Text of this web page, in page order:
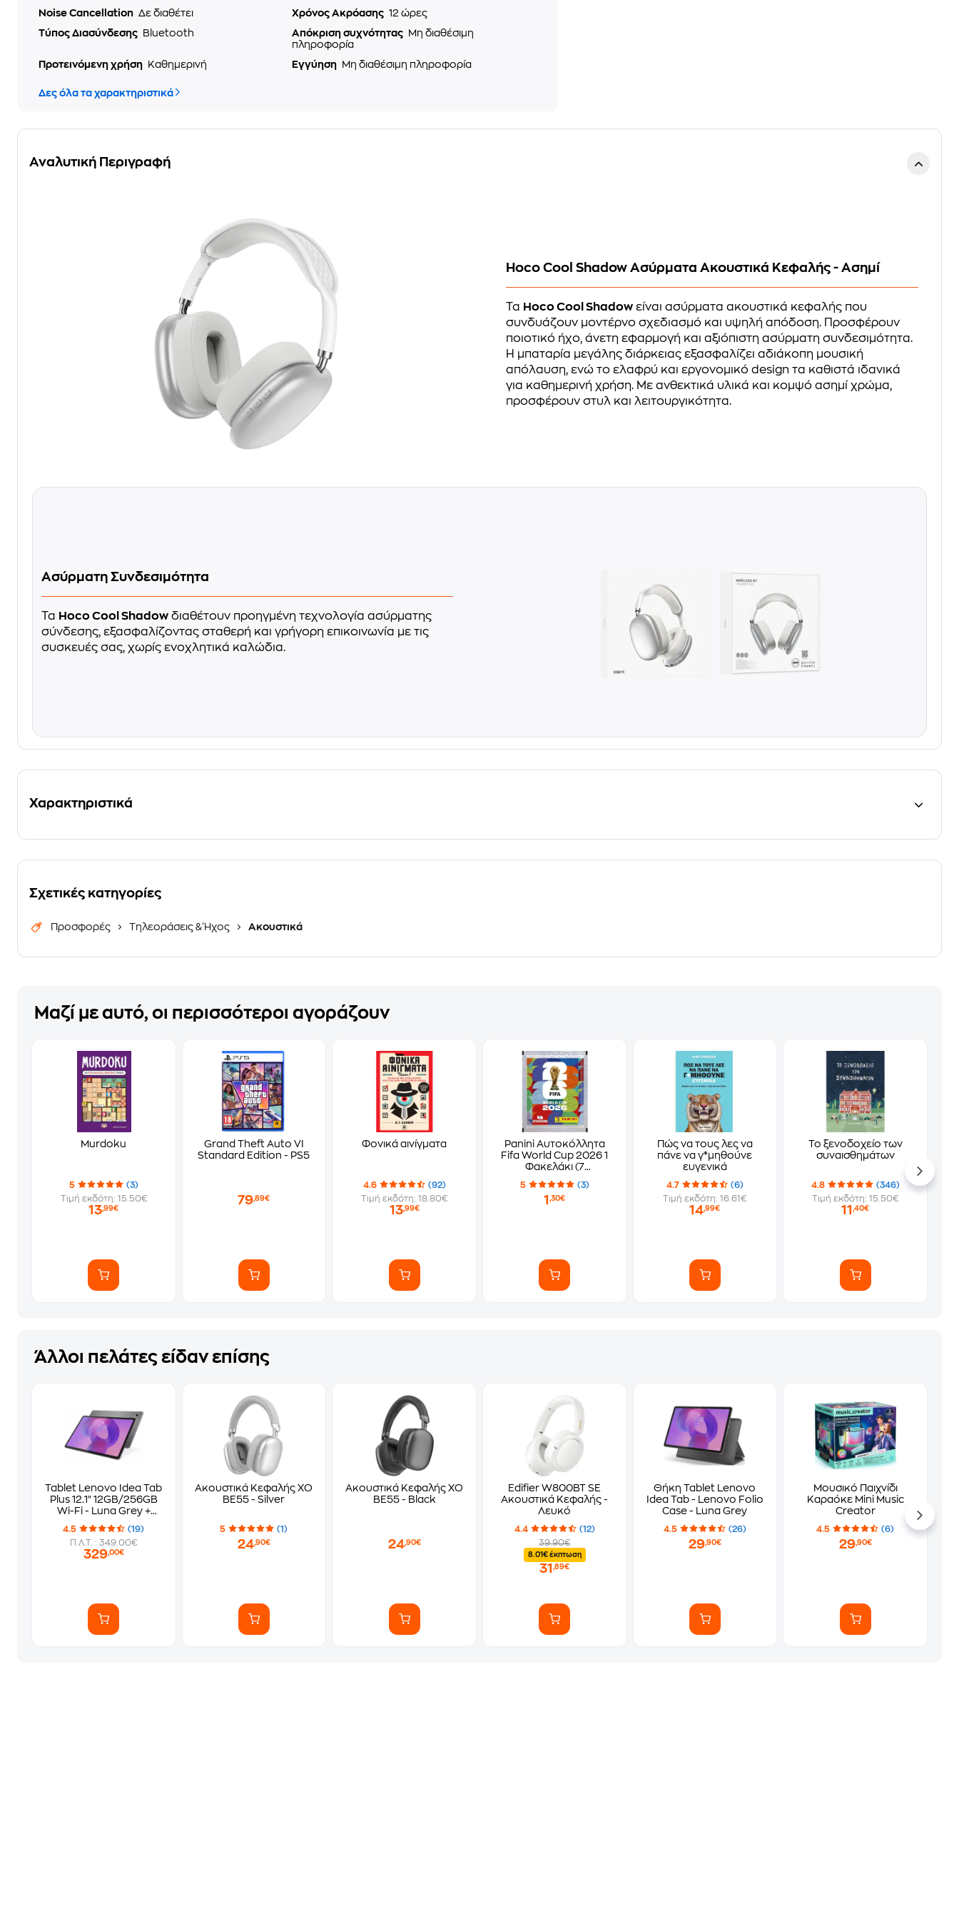
Noise Cancellation Δε διαθέτει Χρόνος Ακρόασης 12 ώρες
Τύπος Διασύνδεσης
Bluetooth Απόκριση συχνότητας
Μη διαθέσιμη
πληροφορία
Προτεινόμενη χρήση
Καθημερινή Εγγύηση Μη διαθέσιμη πληροφορία
Δες όλα τα χαρακτηριστικά
Αναλυτική Περιγραφή
Hoco Cool Shadow Ασύρματα Ακουστικά Κεφαλής - Ασημί
Τα Hoco Cool Shadow είναι ασύρματα ακουστικά κεφαλής που
συνδυάζουν μοντέρνο σχεδιασμό και υψηλή απόδοση. Προσφέρουν
ποιοτικό ήχο, άνετη εφαρμογή και αξιόπιστη ασύρματη συνδεσιμότητα.
Η μπαταρία μεγάλης διάρκειας εξασφαλίζει αδιάκοπη μουσική
απόλαυση, ενώ το ελαφρύ και εργονομικό design τα καθιστά ιδανικά
για καθημερινή χρήση. Με ανθεκτικά υλικά και κομψό ασημί χρώμα,
προσφέρουν στυλ και λειτουργικότητα.
Ασύρματη Συνδεσιμότητα
Τα Hoco Cool Shadow διαθέτουν προηγμένη τεχνολογία ασύρματης
σύνδεσης, εξασφαλίζοντας σταθερή και γρήγορη επικοινωνία με τις
συσκευές σας, χωρίς ενοχλητικά καλώδια.
Χαρακτηριστικά
Σχετικές κατηγορίες
Προσφορές Τηλεοράσεις & Ήχος Ακουστικά
Μαζί με αυτό, οι περισσότεροι αγοράζουν
Murdoku
5
(3)
Τιμή εκδότη: 15.50€
13,99€
Grand Theft Auto VI
Standard Edition - PS5
79,89€
Φονικά αινίγματα
4.6
(92)
Τιμή εκδότη: 18.80€
13,99€
Panini Αυτοκόλλητα
Fifa World Cup 2026 1
Φακελάκι (7
5 (3)
1,30€
Πώς να τους λες να
πάνε να γ*μηθούνε
ευγενικά
4.7
(6)
Τιμή εκδότη: 16.61€
14,99€
Το ξενοδοχείο των
συναισθημάτων
4.8
(346)
Τιμή εκδότη: 15.50€
11,40€
Άλλοι πελάτες είδαν επίσης
Tablet Lenovo Idea Tab
Plus 12.1" 12GB/256GB
Wi-Fi - Luna Grey +
4.5
(19)
Π.Λ.Τ. : 349.00€
329,00€
Ακουστικά Κεφαλής XO
BE55 - Silver
5 (1)
24,90€
Ακουστικά Κεφαλής XO
BE55 - Black
24,90€
Edifier W800BT SE
Ακουστικά Κεφαλής -
Λευκό
4.4
(12)
39.90€
8.01€ έκπτωση
31,89€
Θήκη Tablet Lenovo
Idea Tab - Lenovo Folio
Case - Luna Grey
4.5 (26)
29,90€
Μουσικό Παιχνίδι
Καραόκε Mini Music
Creator
4.5 (6)
29,90€